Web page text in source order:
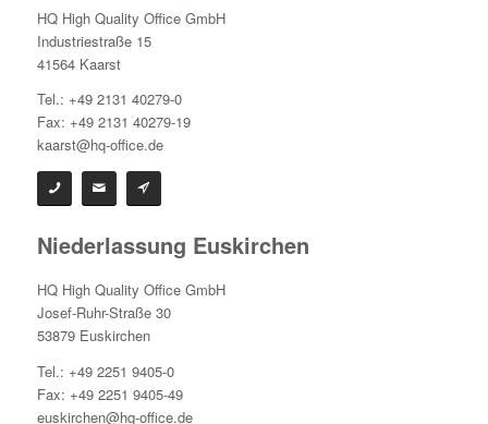
HQ High Quality Office GmbH
Industriestraße 15
41564 Kaarst
Tel.: +49 2131 40279-0
Fax: +49 2131 40279-19
kaarst@hq-office.de
Niederlassung Euskirchen
HQ High Quality Office GmbH
Josef-Ruhr-Straße 30
53879 Euskirchen
Tel.: +49 2251 9405-0
Fax: +49 2251 9405-49
euskirchen@hq-office.de